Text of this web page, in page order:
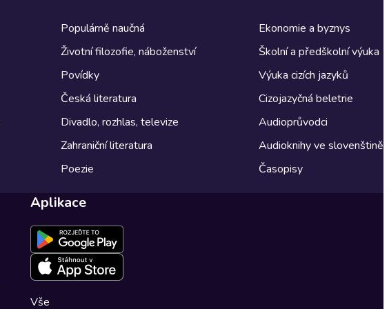
Populárně naučná
Životní filozofie, náboženství
Povídky
Česká literatura
Divadlo, rozhlas, televize
Zahraniční literatura
Poezie
Ekonomie a byznys
Školní a předškolní výuka
Výuka cizích jazyků
Cizojazyčná beletrie
Audioprůvodci
Audioknihy ve slovenštině
Časopisy
Aplikace
Vše